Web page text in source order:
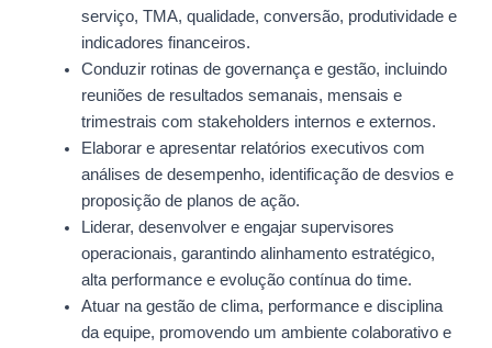
serviço, TMA, qualidade, conversão, produtividade e
indicadores financeiros.
Conduzir rotinas de governança e gestão, incluindo
reuniões de resultados semanais, mensais e
trimestrais com stakeholders internos e externos.
Elaborar e apresentar relatórios executivos com
análises de desempenho, identificação de desvios e
proposição de planos de ação.
Liderar, desenvolver e engajar supervisores
operacionais, garantindo alinhamento estratégico,
alta performance e evolução contínua do time.
Atuar na gestão de clima, performance e disciplina
da equipe, promovendo um ambiente colaborativo e